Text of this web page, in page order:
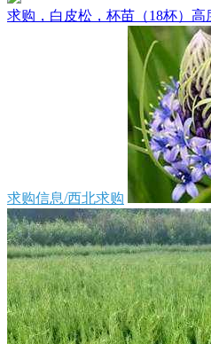
求购，白皮松，杯苗（18杯）
求购信息/西北求购